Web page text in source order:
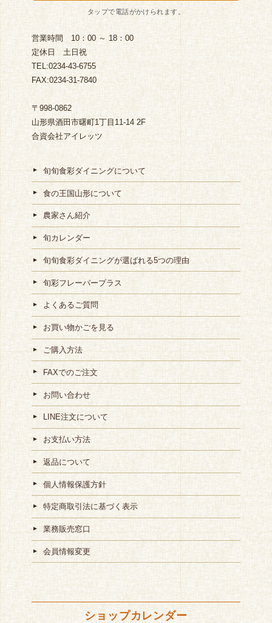
営業時間 10：00 ～ 18：00
定休日 土日祝
TEL:0234-43-6755
FAX:0234-31-7840
〒998-0862
山形県酒田市曙町1丁目11-14 2F
合資会社アイレッツ
旬旬食彩ダイニングについて
食の王国山形について
農家さん紹介
旬カレンダー
旬旬食彩ダイニングが選ばれる5つの理由
旬彩フレーバープラス
よくあるご質問
お買い物かごを見る
ご購入方法
FAXでのご注文
お問い合わせ
LINE注文について
お支払い方法
返品について
個人情報保護方針
特定商取引法に基づく表示
業務販売窓口
会員情報変更
ショップカレンダー